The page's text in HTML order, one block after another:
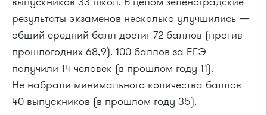
результаты экзаменов несколько улучшились —
общий средний балл достиг 72 баллов (против
прошлогодних 68,9). 100 баллов за ЕГЭ
получили 14 человек (в прошлом году 11).
Не набрали минимального количества баллов
40 выпускников (в прошлом году 35).